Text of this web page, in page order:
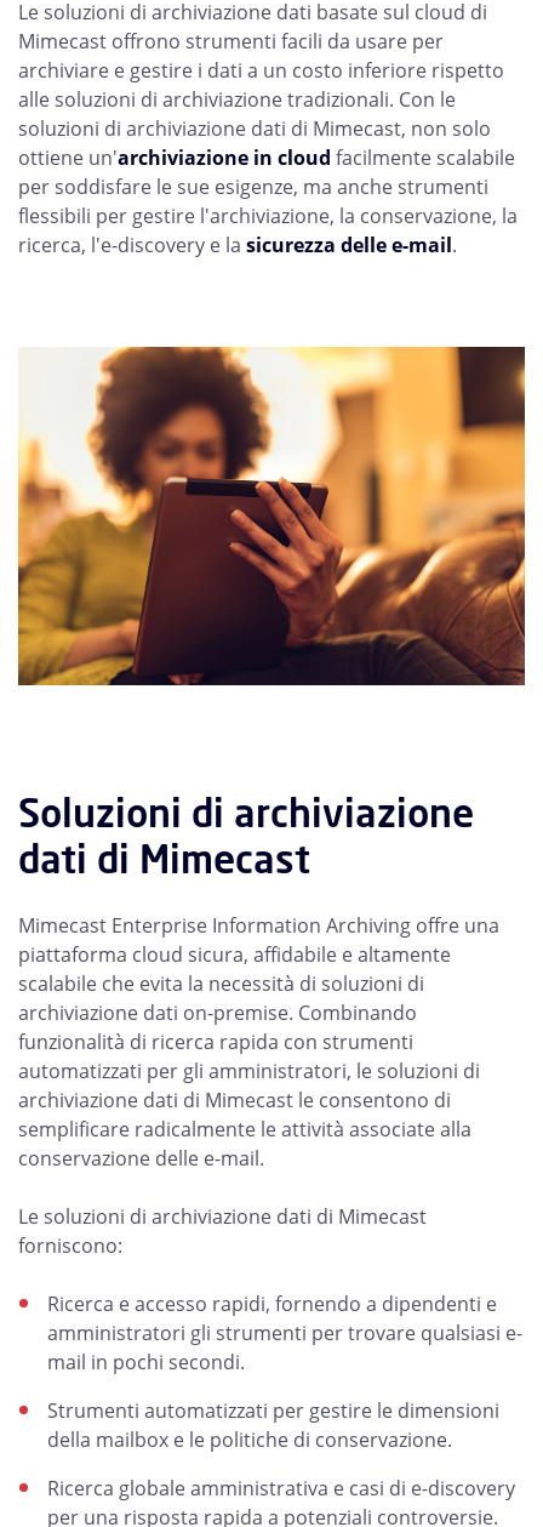
Le soluzioni di archiviazione dati basate sul cloud di
Mimecast offrono strumenti facili da usare per
archiviare e gestire i dati a un costo inferiore rispetto
alle soluzioni di archiviazione tradizionali. Con le
soluzioni di archiviazione dati di Mimecast, non solo
ottiene un'archiviazione in cloud facilmente scalabile
per soddisfare le sue esigenze, ma anche strumenti
flessibili per gestire l'archiviazione, la conservazione, la
ricerca, l'e-discovery e la sicurezza delle e-mail.
Soluzioni di archiviazione
dati di Mimecast
Mimecast Enterprise Information Archiving offre una
piattaforma cloud sicura, affidabile e altamente
scalabile che evita la necessità di soluzioni di
archiviazione dati on-premise. Combinando
funzionalità di ricerca rapida con strumenti
automatizzati per gli amministratori, le soluzioni di
archiviazione dati di Mimecast le consentono di
semplificare radicalmente le attività associate alla
conservazione delle e-mail.
Le soluzioni di archiviazione dati di Mimecast
forniscono:
Ricerca e accesso rapidi, fornendo a dipendenti e
amministratori gli strumenti per trovare qualsiasi e-
mail in pochi secondi.
Strumenti automatizzati per gestire le dimensioni
della mailbox e le politiche di conservazione.
Ricerca globale amministrativa e casi di e-discovery
per una risposta rapida a potenziali controversie.